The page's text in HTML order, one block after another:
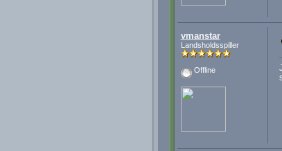
vmanstar
Landsholdsspiller
Offline